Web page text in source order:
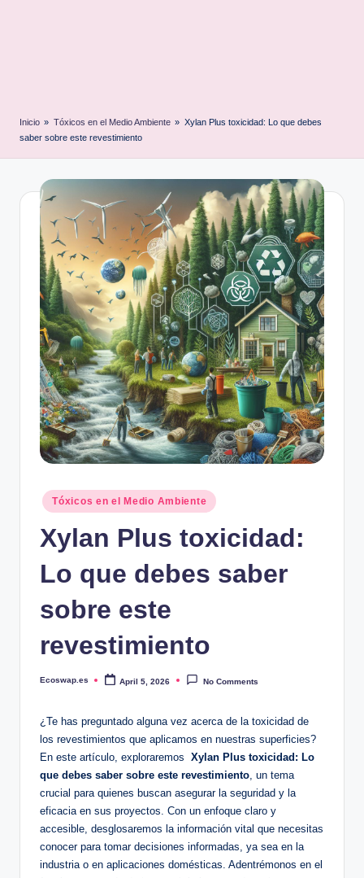
Inicio » Tóxicos en el Medio Ambiente » Xylan Plus toxicidad: Lo que debes
saber sobre este revestimiento
Posted
in
Tóxicos en el Medio Ambiente
Xylan Plus toxicidad:
Lo que debes saber
sobre este
revestimiento
Posted
Ecoswap.es April 5, 2026 No Comments
¿Te has preguntado alguna ​vez acerca de ‌la toxicidad ‌de
los revestimientos‌ que aplicamos en nuestras superficies?
En este artículo, exploraremos ⁢ Xylan Plus ‌toxicidad: Lo
que debes saber​ sobre este revestimiento, un tema
crucial para quienes buscan asegurar la‍ seguridad y ⁢la
eficacia ⁢en sus ​proyectos. Con ⁤un enfoque claro y
accesible, desglosaremos la información ​vital ‍que⁣ necesitas‍
conocer‌ para tomar decisiones informadas, ya sea en la
⁣industria o en aplicaciones‌ domésticas.‍ Adentrémonos en el